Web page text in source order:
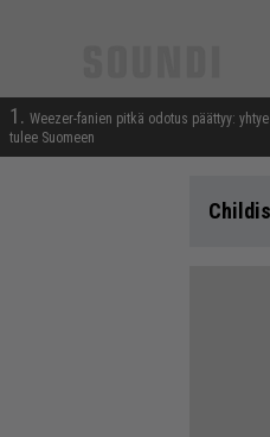
1. Weezer-fanien pitkä odotus päättyy: yhtye
tulee Suomeen